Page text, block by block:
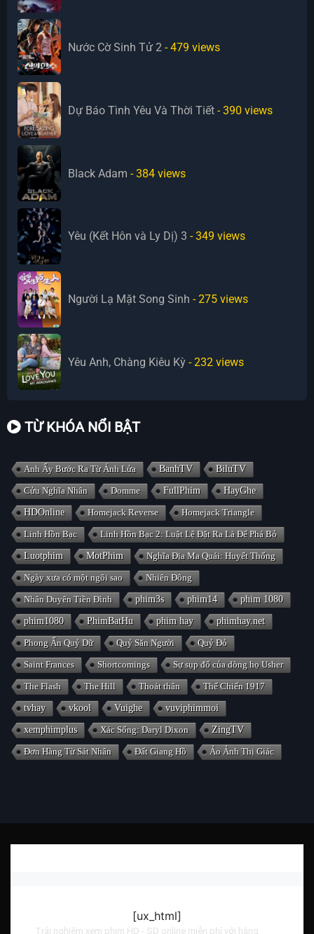
Nước Cờ Sinh Tử 2 - 479 views
Dự Báo Tình Yêu Và Thời Tiết - 390 views
Black Adam - 384 views
Yêu (Kết Hôn và Ly Dị) 3 - 349 views
Người Lạ Mặt Song Sinh - 275 views
Yêu Anh, Chàng Kiêu Kỳ - 232 views
TỪ KHÓA NỔI BẬT
Anh Ấy Bước Ra Từ Ánh Lửa BanhTV BiluTV
Cửu Nghĩa Nhân Domme FullPhim HayGhe
HDOnline Homejack Reverse Homejack Triangle
Linh Hồn Bạc Linh Hồn Bạc 2: Luật Lệ Đặt Ra Là Để Phá Bỏ
Luotphim MotPhim Nghĩa Địa Ma Quái: Huyết Thống
Ngày xưa có một ngôi sao Nhiên Đông
Nhân Duyên Tiền Đình phim3s phim14 phim 1080
phim1080 PhimBatHu phim hay phimhay.net
Phong Ấn Quỷ Dữ Quỷ Săn Người Quỷ Đỏ
Saint Frances Shortcomings Sự sụp đổ của dòng họ Usher
The Flash The Hill Thoát thân Thế Chiến 1917
tvhay vkool Vuighe vuviphimmoi
xemphimplus Xác Sống: Daryl Dixon ZingTV
Đơn Hàng Từ Sát Nhân Đất Giang Hồ Ảo Ảnh Thị Giác